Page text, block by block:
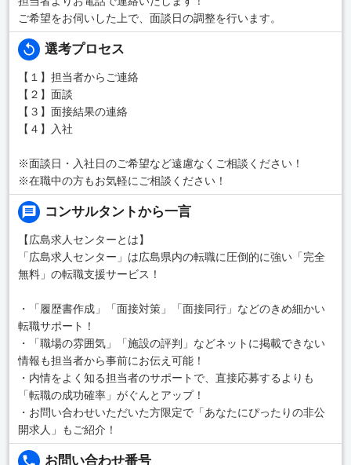
ご希望をお伺いした上で、面談日の調整を行います。
選考プロセス
【１】担当者からご連絡
【２】面談
【３】面接結果の連絡
【４】入社
※面談日・入社日のご希望など遠慮なくご相談ください！
※在職中の方もお気軽にご相談ください！
コンサルタントから一言
【広島求人センターとは】
「広島求人センター」は広島県内の転職に圧倒的に強い「完全
無料」の転職支援サービス！
・「履歴書作成」「面接対策」「面接同行」などのきめ細かい
転職サポート！
・「職場の雰囲気」「施設の評判」などネットに掲載できない
情報も担当者から事前にお伝え可能！
・内情をよく知る担当者のサポートで、直接応募するよりも
「転職の成功確率」がぐんとアップ！
・お問い合わせいただいた方限定で「あなたにぴったりの非公
開求人」もご紹介！
お問い合わせ番号